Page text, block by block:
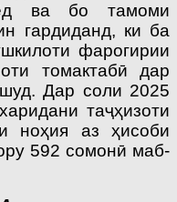
ва бо тамоми
гардиданд, ки ба
фарогирии
томактабӣ дар
Дар соли 2025
таҷҳизоти
ноҳия аз ҳисоби
592 сомонӣ маб­